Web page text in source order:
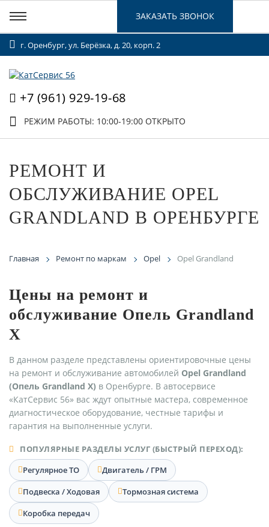
г. Оренбург, ул. Берёзка, д. 20, корп. 2
+7 (961) 929-19-68
РЕЖИМ РАБОТЫ: 10:00-19:00 ОТКРЫТО
ЗАКАЗАТЬ ЗВОНОК
РЕМОНТ И
ОБСЛУЖИВАНИЕ OPEL
GRANDLAND В ОРЕНБУРГЕ
Главная Ремонт по маркам Opel Opel Grandland
Цены на ремонт и
обслуживание Опель Grandland
X
В данном разделе представлены ориентировочные цены
на ремонт и обслуживание автомобилей Opel Grandland
(Опель Grandland X) в Оренбурге. В автосервисе
«КатСервис 56» вас ждут опытные мастера, современное
диагностическое оборудование, честные тарифы и
гарантия на выполненные услуги.
ПОПУЛЯРНЫЕ РАЗДЕЛЫ УСЛУГ (БЫСТРЫЙ ПЕРЕХОД):
Регулярное ТО
Двигатель / ГРМ
Подвеска / Ходовая
Тормозная система
Коробка передач